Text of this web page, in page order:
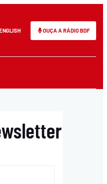
OUÇA A RÁDIO BDF